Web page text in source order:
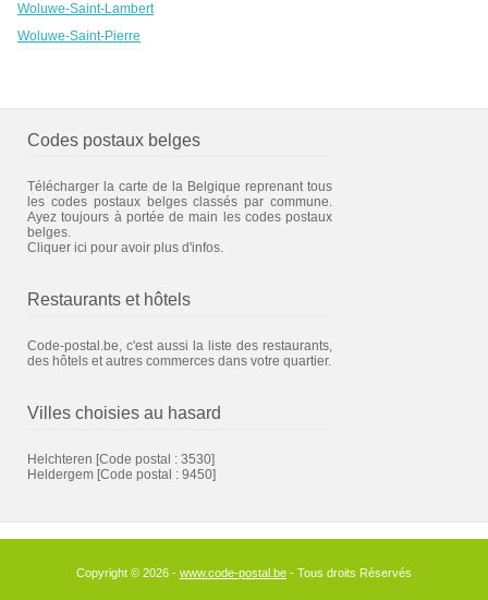
Woluwe-Saint-Lambert
Woluwe-Saint-Pierre
Codes postaux belges
Télécharger la carte de la Belgique reprenant tous
les codes postaux belges classés par commune.
Ayez toujours à portée de main les codes postaux
belges.
Cliquer ici pour avoir plus d'infos.
Restaurants et hôtels
Code-postal.be, c'est aussi la liste des restaurants,
des hôtels et autres commerces dans votre quartier.
Villes choisies au hasard
Helchteren [Code postal : 3530]
Heldergem [Code postal : 9450]
Copyright © 2026 - www.code-postal.be - Tous droits Réservés